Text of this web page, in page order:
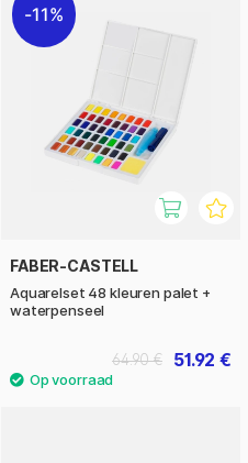
11%
FABER-CASTELL
Aquarelset 48 kleuren palet +
waterpenseel
51.92 €
64.90 €